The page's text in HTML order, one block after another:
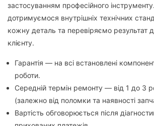
застосуванням професійного
дотримуємося внутрішніх технічних
кожну деталь та перевіряємо результат
клієнту.
Гарантія — на всі встановлені
роботи.
Середній термін ремонту — від 1 до 3
(залежно від поломки та наявності
Вартість обговорюється після